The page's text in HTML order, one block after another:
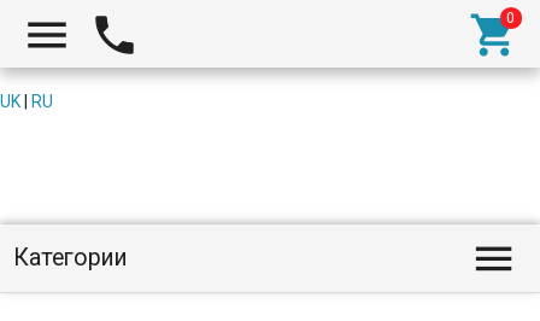
  
UK RU
Категории 